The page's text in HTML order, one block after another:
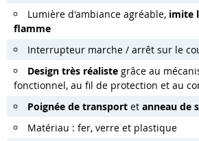
Lumière d'ambiance agréable, imite
flamme
Interrupteur marche / arrêt sur le
Design très réaliste grâce au
fonctionnel, au fil de protection et au
Poignée de transport et anneau de
Matériau : fer, verre et plastique